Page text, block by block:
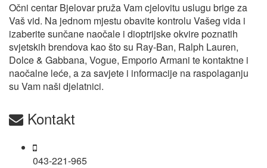
Očni centar Bjelovar pruža Vam cjelovitu uslugu brige za
Vaš vid. Na jednom mjestu obavite kontrolu Vašeg vida i
izaberite sunčane naočale i dioptrijske okvire poznatih
svjetskih brendova kao što su Ray-Ban, Ralph Lauren,
Dolce & Gabbana, Vogue, Emporio Armani te kontaktne i
naočalne leće, a za savjete i informacije na raspolaganju
su Vam naši djelatnici.
Kontakt
043-221-965